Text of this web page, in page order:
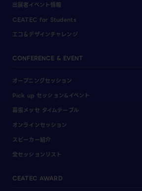
出展者イベント情報
CEATEC for Students
エコ＆デザインチャレンジ
CONFERENCE & EVENT
オープニングセッション
Pick up セッション&イベント
幕張メッセ タイムテーブル
オンラインセッション
スピーカー紹介
全セッションリスト
CEATEC AWARD